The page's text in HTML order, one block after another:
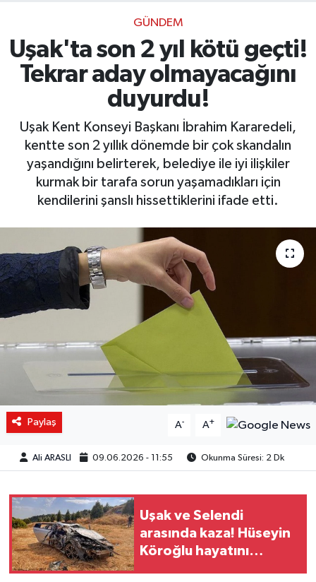
GÜNDEM
Uşak'ta son 2 yıl kötü geçti!
Tekrar aday olmayacağını
duyurdu!
Uşak Kent Konseyi Başkanı İbrahim Kararedeli,
kentte son 2 yıllık dönemde bir çok skandalın
yaşandığını belirterek, belediye ile iyi ilişkiler
kurmak bir tarafa sorun yaşamadıkları için
kendilerini şanslı hissettiklerini ifade etti.
Paylaş A- A+
Ali ARASLI 09.06.2026 - 11:55 Okunma Süresi: 2 Dk
Uşak ve Selendi
arasında kaza! Hüseyin
Köroğlu hayatını